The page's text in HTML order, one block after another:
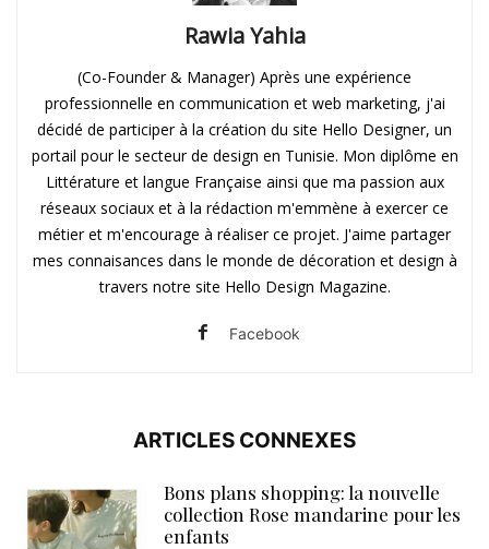
Rawia Yahia
(Co-Founder & Manager) Après une expérience
professionnelle en communication et web marketing, j'ai
décidé de participer à la création du site Hello Designer, un
portail pour le secteur de design en Tunisie. Mon diplôme en
Littérature et langue Française ainsi que ma passion aux
réseaux sociaux et à la rédaction m'emmène à exercer ce
métier et m'encourage à réaliser ce projet. J'aime partager
mes connaisances dans le monde de décoration et design à
travers notre site Hello Design Magazine.
Facebook
ARTICLES CONNEXES
Bons plans shopping: la nouvelle
collection Rose mandarine pour les
enfants